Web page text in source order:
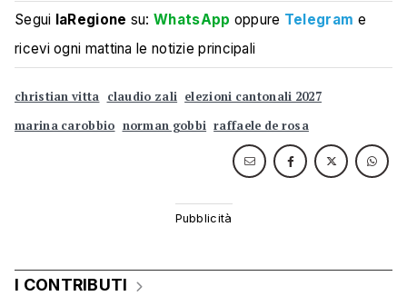
Segui laRegione su:WhatsApp oppure Telegram e
ricevi ogni mattina le notizie principali
christian vitta claudio zali elezioni cantonali 2027
marina carobbio norman gobbi raffaele de rosa
I CONTRIBUTI